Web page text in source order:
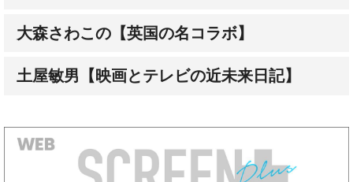
大森さわこの【英国の名コラボ】
土屋敏男【映画とテレビの近未来日記】